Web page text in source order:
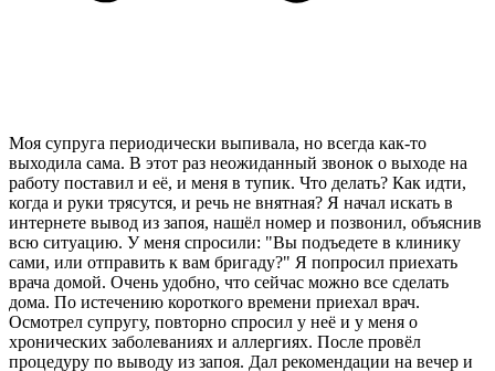
Моя супруга периодически выпивала, но всегда как-то
выходила сама. В этот раз неожиданный звонок о выходе на
работу поставил и её, и меня в тупик. Что делать? Как идти,
когда и руки трясутся, и речь не внятная? Я начал искать в
интернете вывод из запоя, нашёл номер и позвонил, объяснив
всю ситуацию. У меня спросили: "Вы подъедете в клинику
сами, или отправить к вам бригаду?" Я попросил приехать
врача домой. Очень удобно, что сейчас можно все сделать
дома. По истечению короткого времени приехал врач.
Осмотрел супругу, повторно спросил у неё и у меня о
хронических заболеваниях и аллергиях. После провёл
процедуру по выводу из запоя. Дал рекомендации на вечер и